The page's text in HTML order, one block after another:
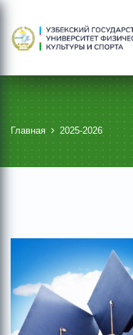
Главная 2025-2026